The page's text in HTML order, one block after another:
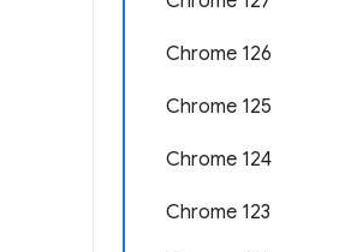
Chrome 126
Chrome 125
Chrome 124
Chrome 123